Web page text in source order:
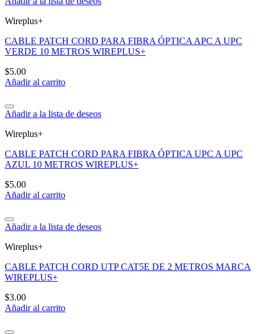
Wireplus+
CABLE PATCH CORD PARA FIBRA ÓPTICA APC A UPC
VERDE 10 METROS WIREPLUS+
$5.00
Añadir al carrito
Añadir a la lista de deseos
Wireplus+
CABLE PATCH CORD PARA FIBRA ÓPTICA UPC A UPC
AZUL 10 METROS WIREPLUS+
$5.00
Añadir al carrito
Añadir a la lista de deseos
Wireplus+
CABLE PATCH CORD UTP CAT5E DE 2 METROS MARCA
WIREPLUS+
$3.00
Añadir al carrito